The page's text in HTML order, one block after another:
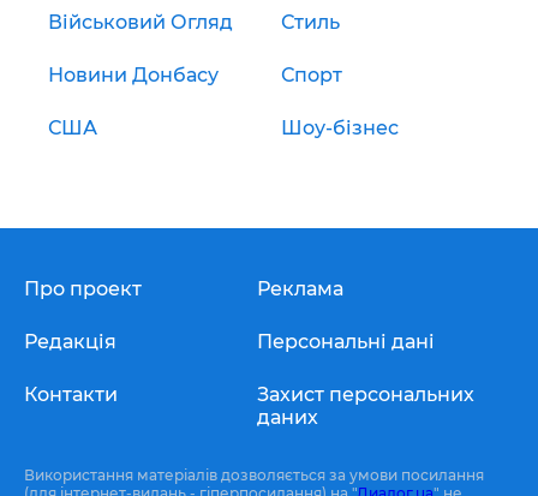
Військовий Огляд Стиль
Новини Донбасу Спорт
США Шоу-бізнес
Про проект
Редакція
Контакти
Реклама
Персональні дані
Захист персональних
даних
Використання матеріалів дозволяється за умови посилання